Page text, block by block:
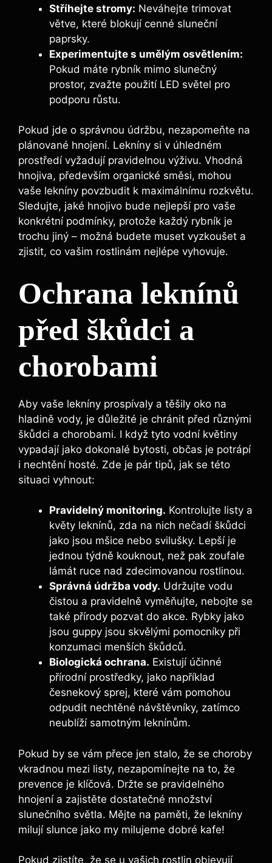
Stříhejte stromy: Neváhejte trimovat
větve, které blokují cenné sluneční
paprsky.
Experimentujte s umělým osvětlením:
Pokud máte rybník mimo slunečný
prostor, zvažte použití LED světel pro
podporu růstu.
Pokud jde o správnou údržbu, nezapomeňte na
plánované hnojení. Lekníny si v úhledném
prostředí vyžadují pravidelnou výživu. Vhodná
hnojiva, především organické směsi, mohou
vaše lekníny povzbudit k maximálnímu rozkvětu.
Sledujte, jaké hnojivo bude nejlepší pro vaše
konkrétní podmínky, protože každý rybník je
trochu jiný – možná budete muset vyzkoušet a
zjistit, co vašim rostlinám nejlépe vyhovuje.
Ochrana leknínů
před škůdci a
chorobami
Aby vaše lekníny prospívaly a těšily oko na
hladině vody, je důležité je chránit před různými
škůdci a chorobami. I když tyto vodní květiny
vypadají jako dokonalé bytosti, občas je potrápí
i nechtění hosté. Zde je pár tipů, jak se této
situaci vyhnout:
Pravidelný monitoring. Kontrolujte listy a
květy leknínů, zda na nich nečadí škůdci
jako jsou mšice nebo svilušky. Lepší je
jednou týdně kouknout, než pak zoufale
lámát ruce nad zdecimovanou rostlinou.
Správná údržba vody. Udržujte vodu
čistou a pravidelně vyměňujte, nebojte se
také přírody pozvat do akce. Rybky jako
jsou guppy jsou skvělými pomocníky při
konzumaci menších škůdců.
Biologická ochrana. Existují účinné
přírodní prostředky, jako například
česnekový sprej, které vám pomohou
odpudit nechtěné návštěvníky, zatímco
neublíží samotným leknínům.
Pokud by se vám přece jen stalo, že se choroby
vkradnou mezi listy, nezapomínejte na to, že
prevence je klíčová. Držte se pravidelného
hnojení a zajistěte dostatečné množství
slunečního světla. Mějte na paměti, že lekníny
milují slunce jako my milujeme dobré kafe!
Pokud zjistíte, že se u vašich rostlin objevují